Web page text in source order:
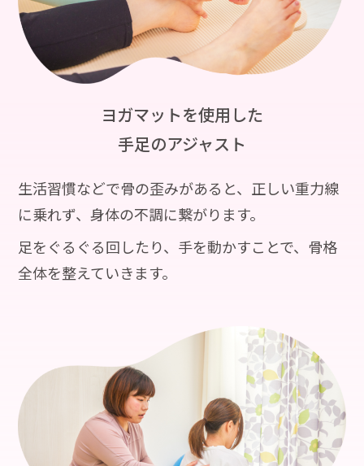
ヨガマットを使用した
手足のアジャスト
生活習慣などで骨の歪みがあると、正しい重力線
に乗れず、身体の不調に繋がります。
足をぐるぐる回したり、手を動かすことで、骨格
全体を整えていきます。